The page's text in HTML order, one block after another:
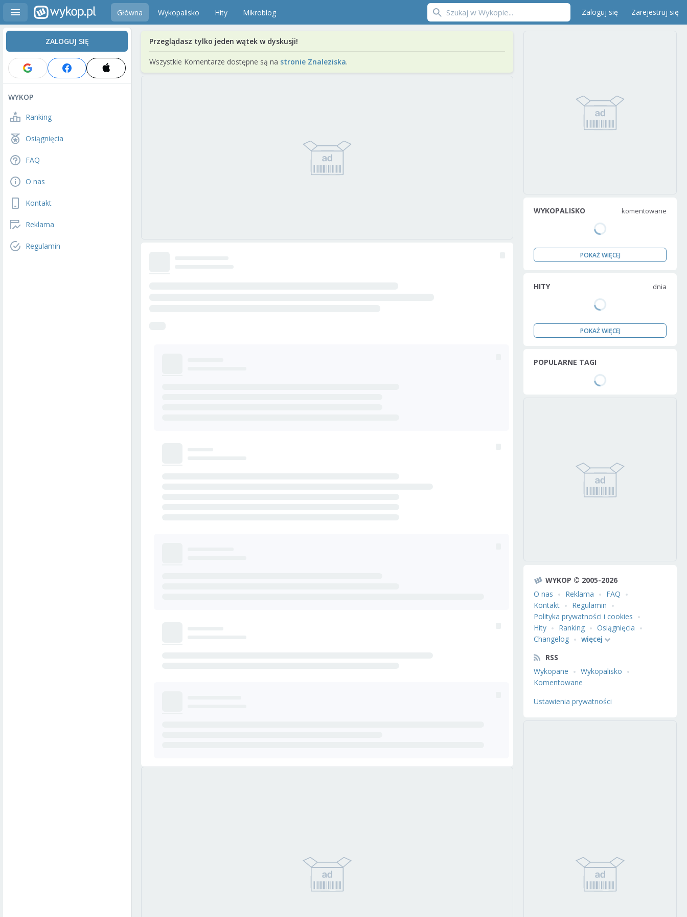
Główna Wykopalisko Hity Mikroblog Zaloguj się Zarejestruj się
ZALOGUJ SIĘ
WYKOP
Ranking
Osiągnięcia
FAQ
O nas
Kontakt
Reklama
Regulamin
Przeglądasz tylko jeden wątek w dyskusji!
Wszystkie Komentarze dostępne są na stronie Znaleziska.
WYKOPALISKO komentowane
POKAŻ WIĘCEJ
HITY dnia
POKAŻ WIĘCEJ
POPULARNE TAGI
WYKOP © 2005-2026
O nas
Reklama
FAQ
Kontakt
Regulamin
Polityka prywatności i cookies
Hity
Ranking
Osiągnięcia
Changelog
więcej
RSS
Wykopane
Wykopalisko
Komentowane
Ustawienia prywatności